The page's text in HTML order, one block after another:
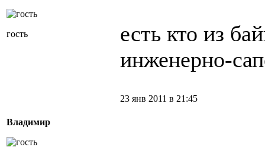
гость
есть кто из
инженерно-
Владимир
23 янв 2011 в 21:45